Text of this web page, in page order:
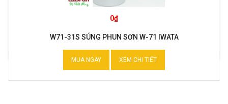
0₫
W71-31S SÚNG PHUN SƠN W-71 IWATA
MUA NGAY XEM CHI TIẾT